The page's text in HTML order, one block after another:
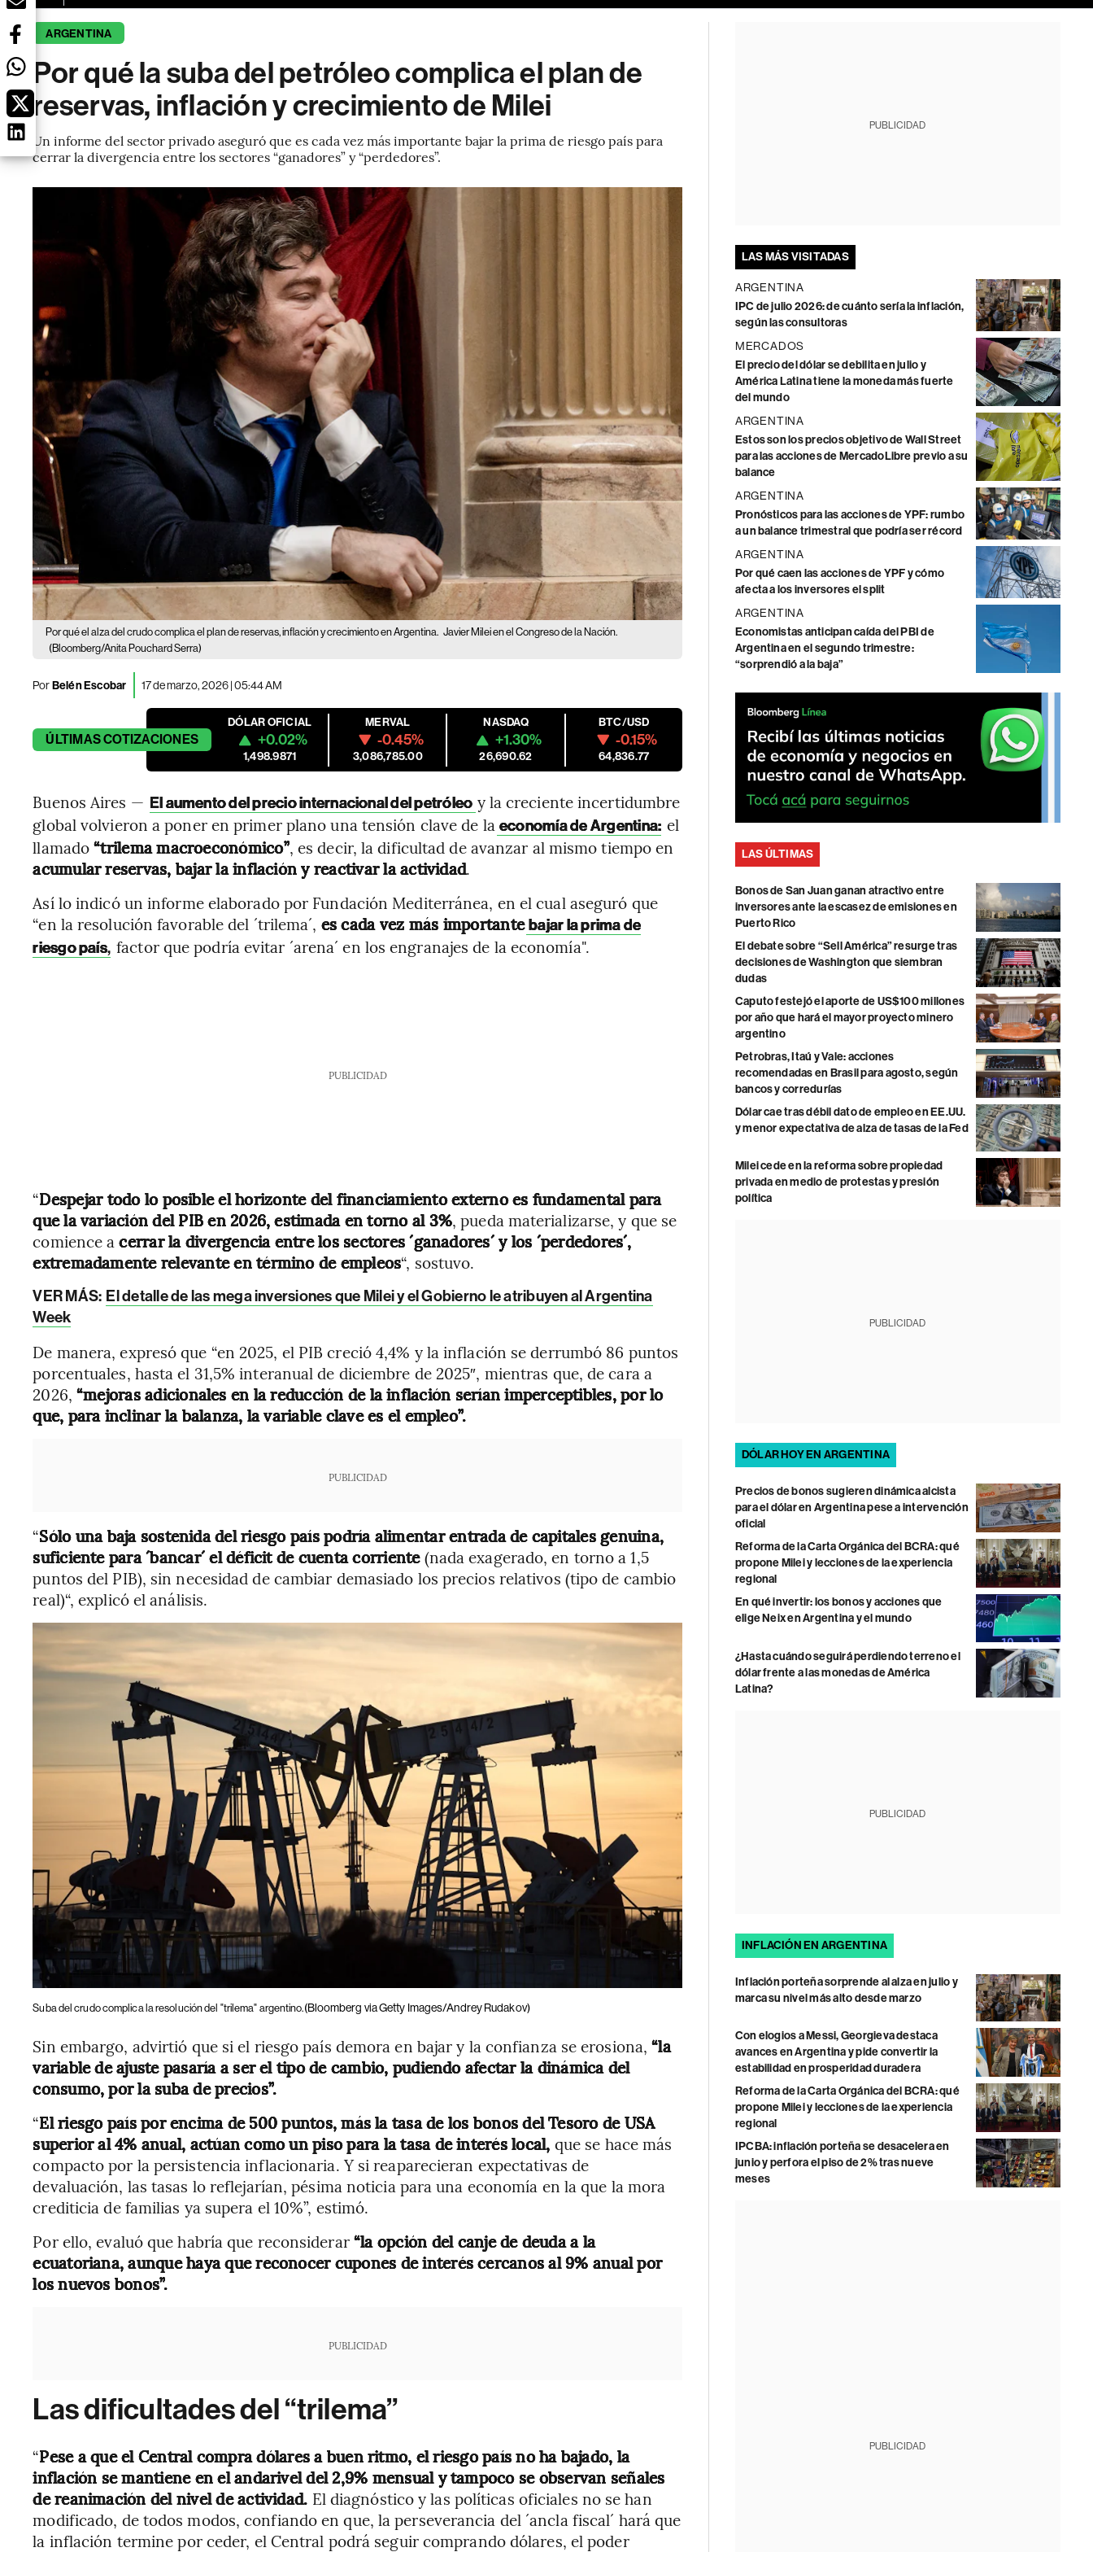
ARGENTINA
Por qué la suba del petróleo complica el plan de
reservas, inflación y crecimiento de Milei
Un informe del sector privado aseguró que es cada vez más importante bajar la prima de riesgo país para
cerrar la divergencia entre los sectores “ganadores” y “perdedores”.
Por qué el alza del crudo complica el plan de reservas, inflación y crecimiento en Argentina. Javier Milei en el Congreso de la Nación.
(Bloomberg/Anita Pouchard Serra)
PorBelén Escobar 17 de marzo, 2026 | 05:44 AM
ÚLTIMASCOTIZACIONES
DÓLAR OFICIAL
+0.02%
1,498.9871
MERVAL
-0.45%
3,086,785.00
NASDAQ
+1.30%
26,690.62
BTC/USD
-0.15%
64,836.77
Buenos Aires — El aumento del precio internacional del petróleo y la creciente incertidumbre
global volvieron a poner en primer plano una tensión clave de la economía de Argentina: el
llamado“trilema macroeconómico”, es decir, la dificultad de avanzar al mismo tiempo en
acumular reservas, bajar la inflación y reactivar la actividad.
Así lo indicó un informe elaborado por Fundación Mediterránea, en el cual aseguró que
“en la resolución favorable del ´trilema´, es cada vez más importante bajar la prima de
riesgo país, factor que podría evitar ´arena´ en los engranajes de la economía".
PUBLICIDAD
“Despejar todo lo posible el horizonte del financiamiento externo es fundamental para
que la variación del PIB en 2026, estimada en torno al 3%, pueda materializarse, y que se
comience acerrar la divergencia entre los sectores ´ganadores´ y los ´perdedores´,
extremadamente relevante en término de empleos“, sostuvo.
VER MÁS: El detalle de las mega inversiones que Milei y el Gobierno le atribuyen al Argentina
Week
De manera, expresó que “en 2025, el PIB creció 4,4% y la inflación se derrumbó 86 puntos
porcentuales, hasta el 31,5% interanual de diciembre de 2025″, mientras que, de cara a
2026, “mejoras adicionales en la reducción de la inflación serían imperceptibles, por lo
que, para inclinar la balanza, la variable clave es el empleo”.
PUBLICIDAD
“Sólo una baja sostenida del riesgo país podría alimentar entrada de capitales genuina,
suficiente para ´bancar´ el déficit de cuenta corriente(nada exagerado, en torno a 1,5
puntos del PIB), sin necesidad de cambiar demasiado los precios relativos (tipo de cambio
real)“, explicó el análisis.
Suba del crudo complica la resolución del "trilema" argentino.(Bloomberg via Getty Images/Andrey Rudakov)
Sin embargo, advirtió que si el riesgo país demora en bajar y la confianza se erosiona, “la
variable de ajuste pasaría a ser el tipo de cambio, pudiendo afectar la dinámica del
consumo, por la suba de precios”.
“El riesgo país por encima de 500 puntos, más la tasa de los bonos del Tesoro de USA
superior al 4% anual, actúan como un piso para la tasa de interés local, que se hace más
compacto por la persistencia inflacionaria. Y si reaparecieran expectativas de
devaluación, las tasas lo reflejarían, pésima noticia para una economía en la que la mora
crediticia de familias ya supera el 10%”, estimó.
Por ello, evaluó que habría que reconsiderar“la opción del canje de deuda a la
ecuatoriana, aunque haya que reconocer cupones de interés cercanos al 9% anual por
los nuevos bonos”.
PUBLICIDAD
Las dificultades del “trilema”
“Pese a que el Central compra dólares a buen ritmo, el riesgo país no ha bajado, la
inflación se mantiene en el andarivel del 2,9% mensual y tampoco se observan señales
de reanimación del nivel de actividad. El diagnóstico y las políticas oficiales no se han
modificado, de todos modos, confiando en que, la perseverancia del ´ancla fiscal´ hará que
la inflación termine por ceder, el Central podrá seguir comprando dólares, el poder
PUBLICIDAD
LAS MÁS VISITADAS
ARGENTINA
IPC de julio 2026: de cuánto sería la inflación,
según las consultoras
MERCADOS
El precio del dólar se debilita en julio y
América Latina tiene la moneda más fuerte
del mundo
ARGENTINA
Estos son los precios objetivo de Wall Street
para las acciones de MercadoLibre previo a su
balance
ARGENTINA
Pronósticos para las acciones de YPF: rumbo
a un balance trimestral que podría ser récord
ARGENTINA
Por qué caen las acciones de YPF y cómo
afecta a los inversores el split
ARGENTINA
Economistas anticipan caída del PBI de
Argentina en el segundo trimestre:
“sorprendió a la baja”
LAS ÚLTIMAS
Bonos de San Juan ganan atractivo entre
inversores ante la escasez de emisiones en
Puerto Rico
El debate sobre “Sell América” resurge tras
decisiones de Washington que siembran
dudas
Caputo festejó el aporte de US$100 millones
por año que hará el mayor proyecto minero
argentino
Petrobras, Itaú y Vale: acciones
recomendadas en Brasil para agosto, según
bancos y corredurías
Dólar cae tras débil dato de empleo en EE.UU.
y menor expectativa de alza de tasas de la Fed
Milei cede en la reforma sobre propiedad
privada en medio de protestas y presión
política
PUBLICIDAD
DÓLAR HOY EN ARGENTINA
Precios de bonos sugieren dinámica alcista
para el dólar en Argentina pese a intervención
oficial
Reforma de la Carta Orgánica del BCRA: qué
propone Milei y lecciones de la experiencia
regional
En qué invertir: los bonos y acciones que
elige Neix en Argentina y el mundo
¿Hasta cuándo seguirá perdiendo terreno el
dólar frente a las monedas de América
Latina?
PUBLICIDAD
INFLACIÓN EN ARGENTINA
Inflación porteña sorprende al alza en julio y
marca su nivel más alto desde marzo
Con elogios a Messi, Georgieva destaca
avances en Argentina y pide convertir la
estabilidad en prosperidad duradera
Reforma de la Carta Orgánica del BCRA: qué
propone Milei y lecciones de la experiencia
regional
IPCBA: inflación porteña se desacelera en
junio y perfora el piso de 2% tras nueve
meses
PUBLICIDAD